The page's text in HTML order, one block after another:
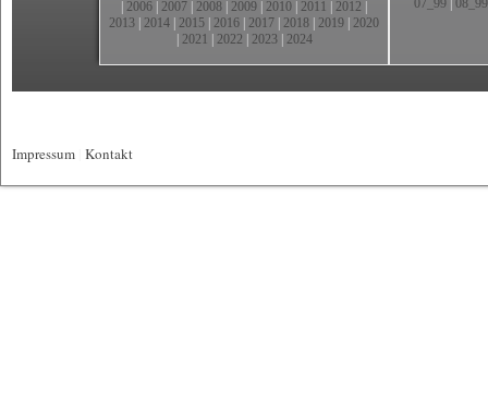
2006 2007 2008 2009 2010 2011 2012
2013 2014 2015 2016 2017 2018 2019 2020
2021 2022 2023| 2024
07_99 08_99
Impressum Kontakt